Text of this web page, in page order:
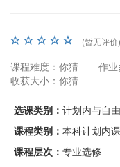
(暂无评价)
课程难度：你猜 作
收获大小：你猜
选课类别： 计划内与自
课程类别： 本科计划内
课程层次： 专业选修